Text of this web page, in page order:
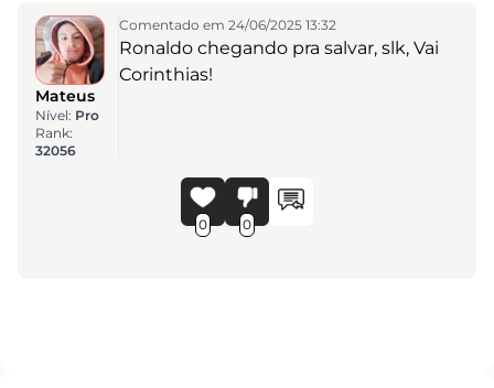
Mateus
Nível: Pro
Rank:
32056
Comentado em 24/06/2025 13:32
Ronaldo chegando pra salvar, slk, Vai
Corinthias!
0 0